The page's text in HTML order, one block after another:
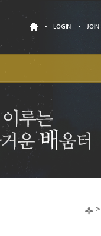
LOGIN JOIN
>